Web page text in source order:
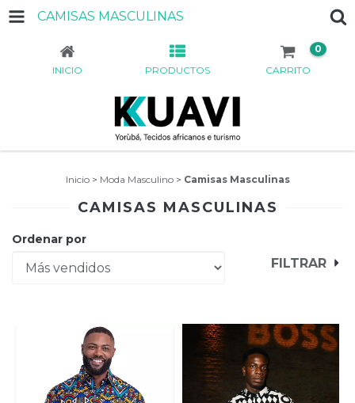
CAMISAS MASCULINAS
INICIO PRODUCTOS CARRITO
0
Inicio > Moda Masculino > Camisas Masculinas
CAMISAS MASCULINAS
Ordenar por
FILTRAR